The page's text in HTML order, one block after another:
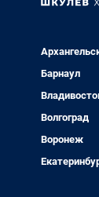
Барнаул
Волгоград
Воронеж